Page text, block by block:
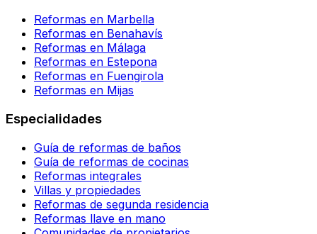
Reformas en Marbella
Reformas en Benahavís
Reformas en Málaga
Reformas en Estepona
Reformas en Fuengirola
Reformas en Mijas
Especialidades
Guía de reformas de baños
Guía de reformas de cocinas
Reformas integrales
Villas y propiedades
Reformas de segunda residencia
Reformas llave en mano